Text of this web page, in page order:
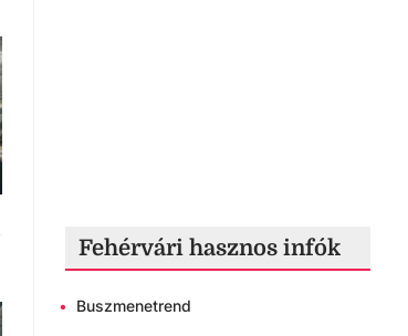
Fehérvári hasznos infók
• Buszmenetrend